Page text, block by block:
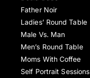
Father Noir
Ladies’ Round Table
Male Vs. Man
Men’s Round Table
Moms With Coffee
Self Portrait Sessions